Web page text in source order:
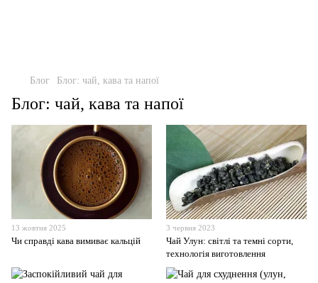
Блог Блог: чай, кава та напої
Блог: чай, кава та напої
13 жовтня 2025
Чи справді кава вимиває кальцій
3 червня 2023
Чай Улун: світлі та темні сорти,
технологія виготовлення